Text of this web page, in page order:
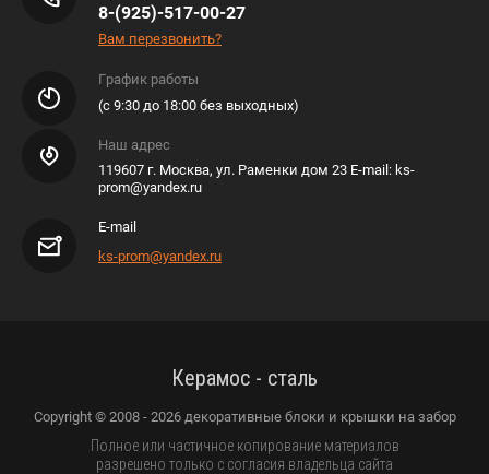
8-(925)-517-00-27
Вам перезвонить?
График работы
(с 9:30 до 18:00 без выходных)
Наш адрес
119607 г. Москва, ул. Раменки дом 23 E-mail: ks-
prom@yandex.ru
E-mail
ks-prom@yandex.ru
Керамос - сталь
Copyright © 2008 - 2026 декоративные блоки и крышки на забор
Полное или частичное копирование материалов
разрешено только с согласия владельца сайта